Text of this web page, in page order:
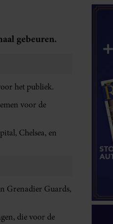
gebeuren.
het publiek.
voor de
Chelsea, en
Grenadier Guards,
die voor de